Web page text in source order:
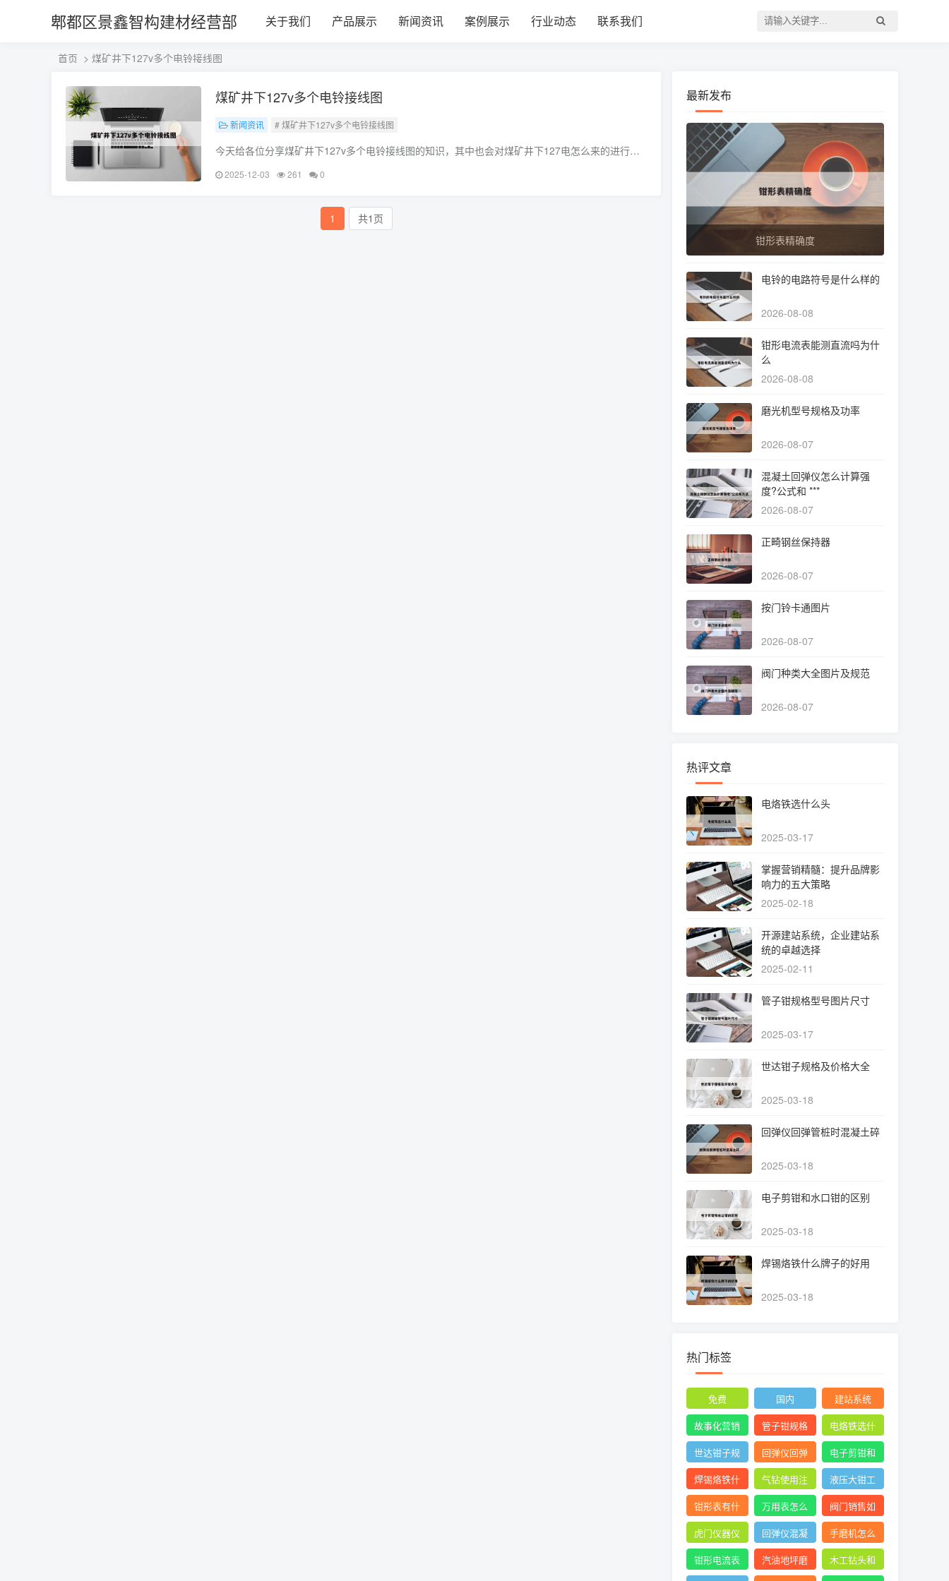
郫都区景鑫智构建材经营部 关于我们 产品展示 新闻资讯 案例展示 行业动态 联系我们
首页 > 煤矿井下127v多个电铃接线图
煤矿井下127v多个电铃接线图
新闻资讯 # 煤矿井下127v多个电铃接线图
今天给各位分享煤矿井下127v多个电铃接线图的知识，其中也会对煤矿井下127电怎么来的进行解
是一根火线一根零
2025-12-03 261 0
1 共1页
最新发布
钳形表精确度
电铃的电路符号是什么样的
2026-08-08
钳形电流表能测直流吗为什
么
2026-08-08
磨光机型号规格及功率
2026-08-07
混凝土回弹仪怎么计算强
度?公式和 ***
2026-08-07
正畸钢丝保持器
2026-08-07
按门铃卡通图片
2026-08-07
阀门种类大全图片及规范
2026-08-07
热评文章
电烙铁选什么头
2025-03-17
掌握营销精髓：提升品牌影
响力的五大策略
2025-02-18
开源建站系统，企业建站系
统的卓越选择
2025-02-11
管子钳规格型号图片尺寸
2025-03-17
世达钳子规格及价格大全
2025-03-18
回弹仪回弹管桩时混凝土碎
2025-03-18
电子剪钳和水口钳的区别
2025-03-18
焊锡烙铁什么牌子的好用
2025-03-18
热门标签
免费 国内
建站系统
故事化营销
管子钳规格
型号图片尺
寸
电烙铁选什
么头
世达钳子规
格及价格大
全
回弹仪回弹
管桩时混凝
土碎
电子剪钳和
水口钳的区
别
焊锡烙铁什
么牌子的好
用
气钻使用注
意图片
液压大钳工
作原理
钳形表有什
么用
万用表怎么
测三相电压
平衡
阀门销售如
何找 ***
虎门仪器仪
表校验
回弹仪混凝
土强度通用
计算公式
手磨机怎么
拆
钳形电流表
汽油地坪磨
木工钻头和